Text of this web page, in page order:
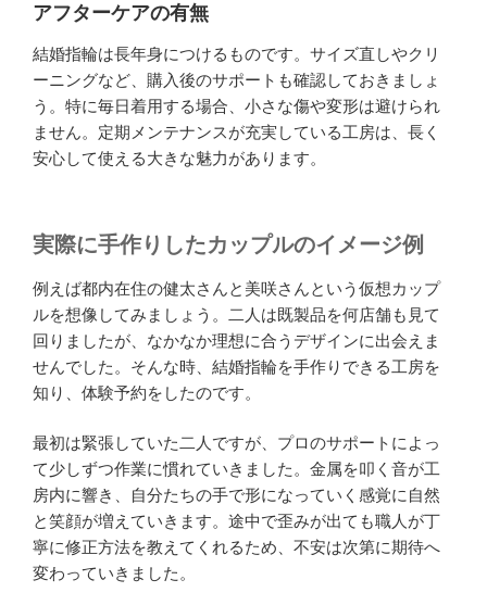
アフターケアの有無
結婚指輪は長年身につけるものです。サイズ直しやクリ
ーニングなど、購入後のサポートも確認しておきましょ
う。特に毎日着用する場合、小さな傷や変形は避けられ
ません。定期メンテナンスが充実している工房は、長く
安心して使える大きな魅力があります。
実際に手作りしたカップルのイメージ例
例えば都内在住の健太さんと美咲さんという仮想カップ
ルを想像してみましょう。二人は既製品を何店舗も見て
回りましたが、なかなか理想に合うデザインに出会えま
せんでした。そんな時、結婚指輪を手作りできる工房を
知り、体験予約をしたのです。
最初は緊張していた二人ですが、プロのサポートによっ
て少しずつ作業に慣れていきました。金属を叩く音が工
房内に響き、自分たちの手で形になっていく感覚に自然
と笑顔が増えていきます。途中で歪みが出ても職人が丁
寧に修正方法を教えてくれるため、不安は次第に期待へ
変わっていきました。